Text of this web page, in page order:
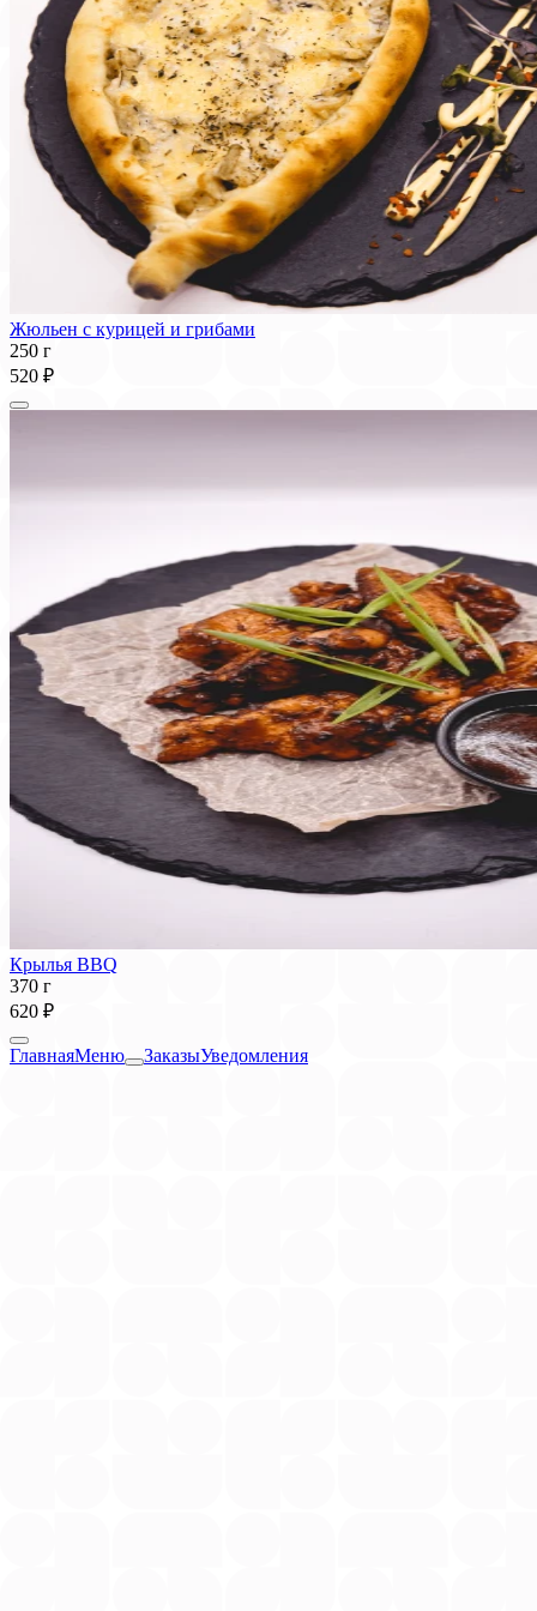
Жюльен с курицей и грибами
250 г
520 ₽
Крылья BBQ
370 г
620 ₽
ГлавнаяМеню ЗаказыУведомления